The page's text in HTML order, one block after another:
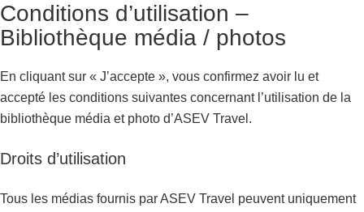
Conditions d’utilisation –
Bibliothèque média / photos
En cliquant sur « J’accepte », vous confirmez avoir lu et
accepté les conditions suivantes concernant l’utilisation de la
bibliothèque média et photo d’ASEV Travel.
Droits d’utilisation
Tous les médias fournis par ASEV Travel peuvent uniquement